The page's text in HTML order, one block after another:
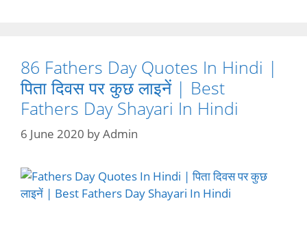
86 Fathers Day Quotes In Hindi |
पिता दिवस पर कुछ लाइनें | Best
Fathers Day Shayari In Hindi
6 June 2020 byAdmin